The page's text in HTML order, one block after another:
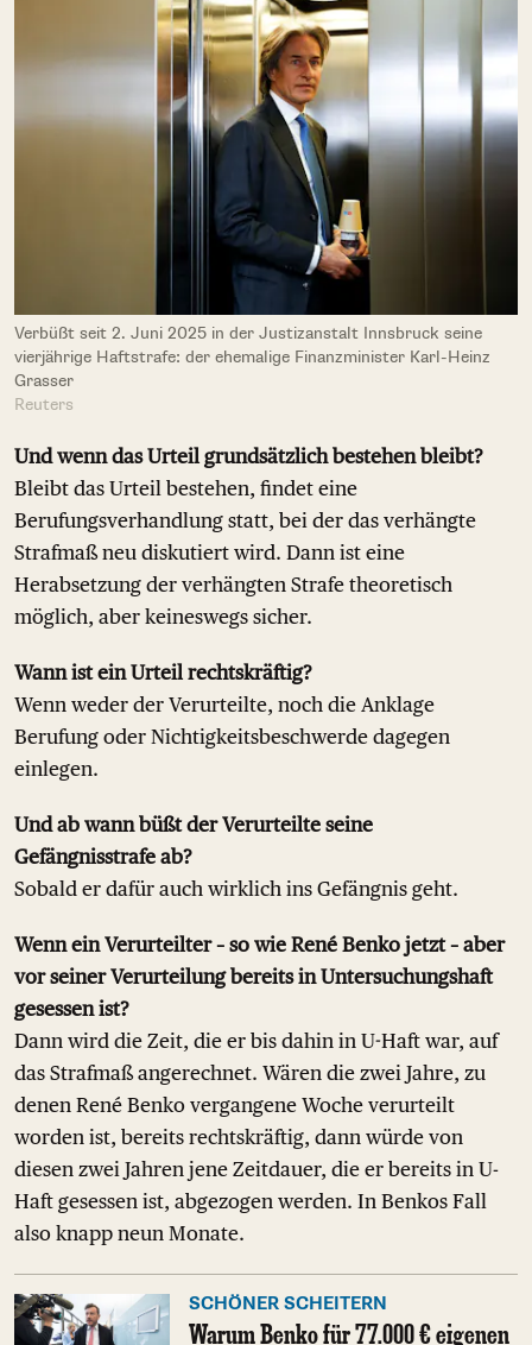
Verbüßt seit 2. Juni 2025 in der Justizanstalt Innsbruck seine
vierjährige Haftstrafe: der ehemalige Finanzminister Karl-Heinz
Grasser
Reuters
Und wenn das Urteil grundsätzlich bestehen bleibt?
Bleibt das Urteil bestehen, findet eine
Berufungsverhandlung statt, bei der das verhängte
Strafmaß neu diskutiert wird. Dann ist eine
Herabsetzung der verhängten Strafe theoretisch
möglich, aber keineswegs sicher.
Wann ist ein Urteil rechtskräftig?
Wenn weder der Verurteilte, noch die Anklage
Berufung oder Nichtigkeitsbeschwerde dagegen
einlegen.
Und ab wann büßt der Verurteilte seine
Gefängnisstrafe ab?
Sobald er dafür auch wirklich ins Gefängnis geht.
Wenn ein Verurteilter – so wie René Benko jetzt – aber
vor seiner Verurteilung bereits in Untersuchungshaft
gesessen ist?
Dann wird die Zeit, die er bis dahin in U-Haft war, auf
das Strafmaß angerechnet. Wären die zwei Jahre, zu
denen René Benko vergangene Woche verurteilt
worden ist, bereits rechtskräftig, dann würde von
diesen zwei Jahren jene Zeitdauer, die er bereits in U-
Haft gesessen ist, abgezogen werden. In Benkos Fall
also knapp neun Monate.
SCHÖNER SCHEITERN
Warum Benko für 77.000 € eigenen